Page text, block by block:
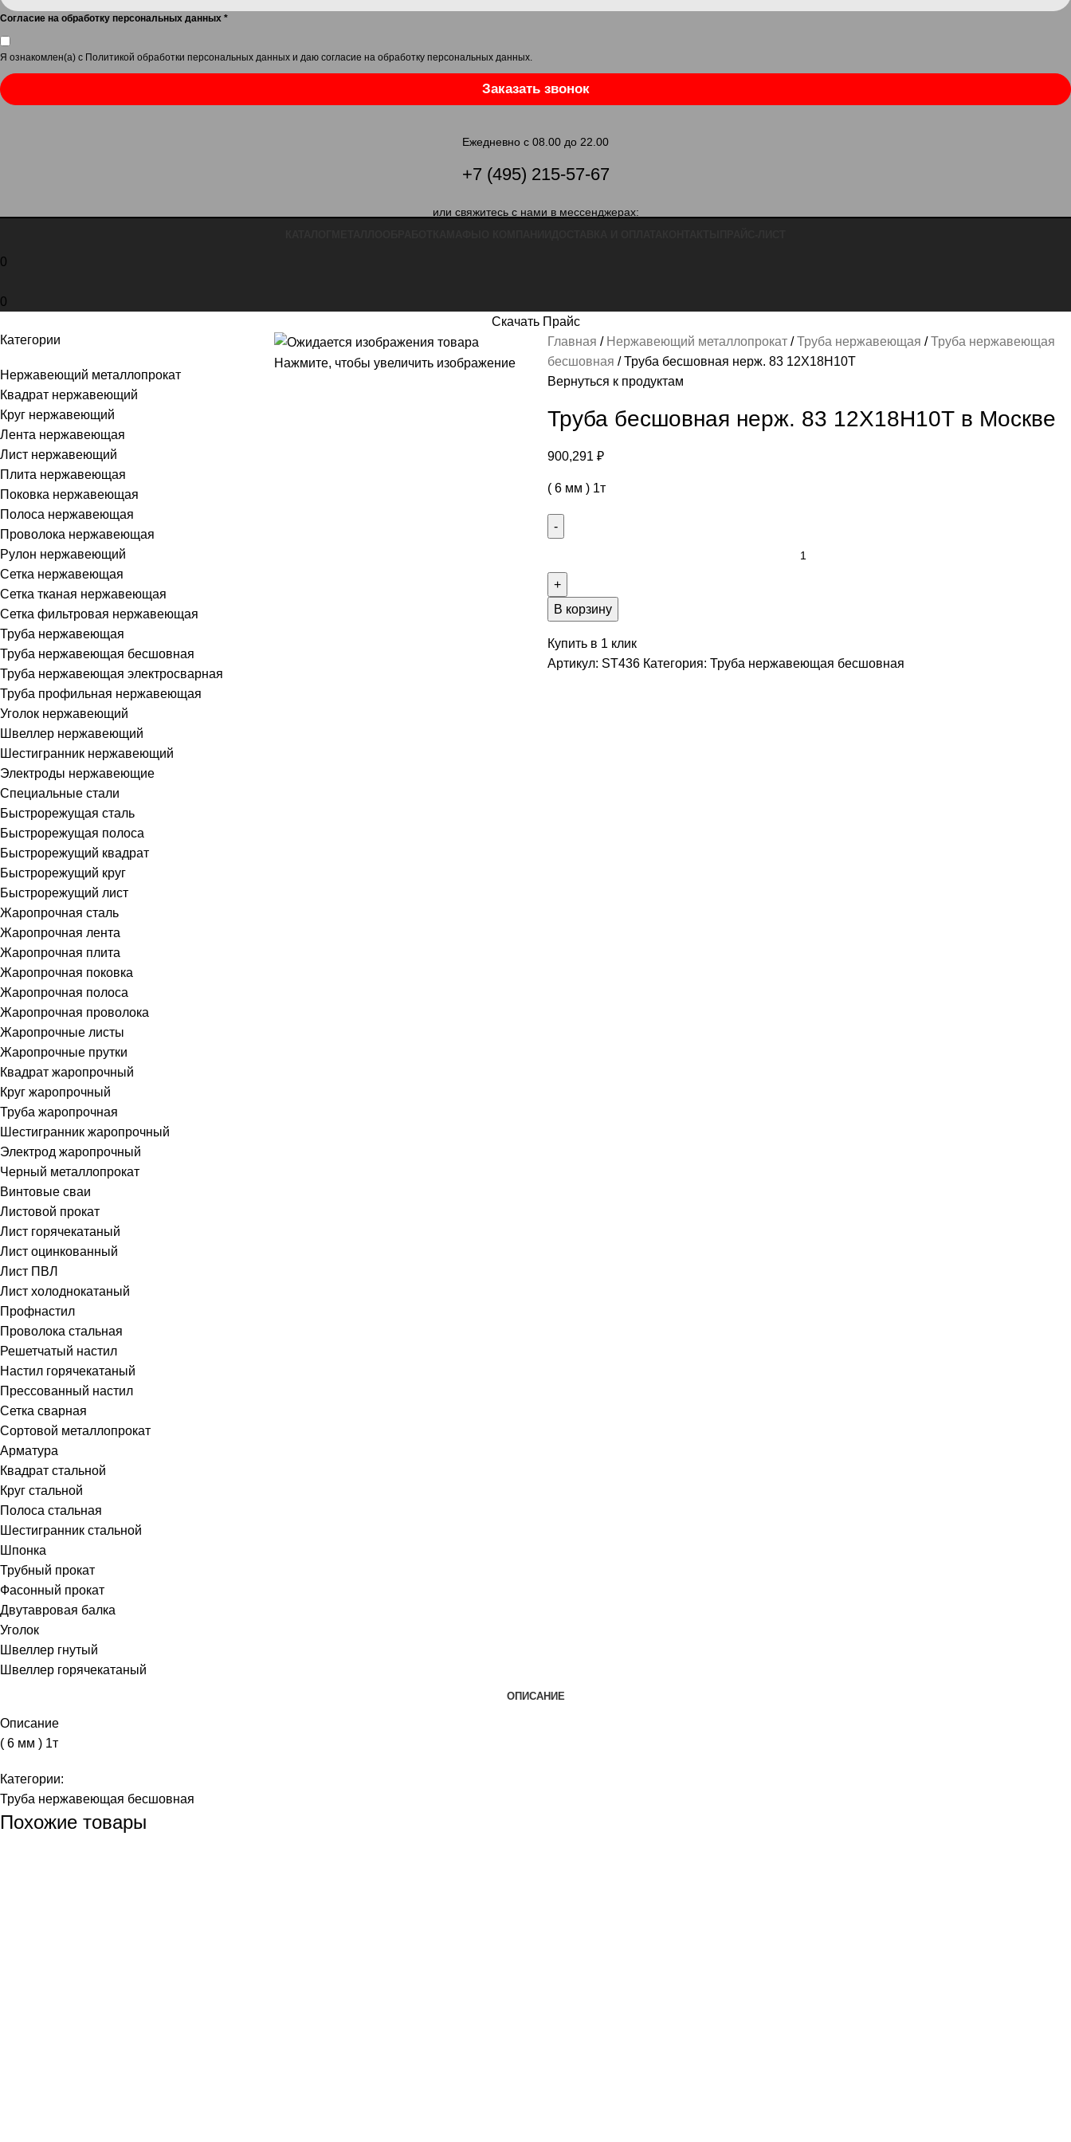
Согласие на обработку персональных данных *
Я ознакомлен(а) с Политикой обработки персональных данных и даю согласие на обработку персональных данных
Заказать звонок
Ежедневно с 08.00 до 22.00
+7 (495) 215-57-67
или свяжитесь с нами в мессенджерах:
0
0
Скачать Прайс
Категории
Нержавеющий металлопрокат
Квадрат нержавеющий
Круг нержавеющий
Лента нержавеющая
Лист нержавеющий
Плита нержавеющая
Поковка нержавеющая
Полоса нержавеющая
Проволока нержавеющая
Рулон нержавеющий
Сетка нержавеющая
Сетка тканая нержавеющая
Сетка фильтровая нержавеющая
Труба нержавеющая
Труба нержавеющая бесшовная
Труба нержавеющая электросварная
Труба профильная нержавеющая
Уголок нержавеющий
Швеллер нержавеющий
Шестигранник нержавеющий
Электроды нержавеющие
Специальные стали
Быстрорежущая сталь
Быстрорежущая полоса
Быстрорежущий квадрат
Быстрорежущий круг
Быстрорежущий лист
Жаропрочная сталь
Жаропрочная лента
Жаропрочная плита
Жаропрочная поковка
Жаропрочная полоса
Жаропрочная проволока
Жаропрочные листы
Жаропрочные прутки
Квадрат жаропрочный
Круг жаропрочный
Труба жаропрочная
Шестигранник жаропрочный
Электрод жаропрочный
Черный металлопрокат
Винтовые сваи
Листовой прокат
Лист горячекатаный
Лист оцинкованный
Лист ПВЛ
Лист холоднокатаный
Профнастил
Проволока стальная
Решетчатый настил
Настил горячекатаный
Прессованный настил
Сетка сварная
Сортовой металлопрокат
Арматура
Квадрат стальной
Круг стальной
Полоса стальная
Шестигранник стальной
Шпонка
Трубный прокат
Фасонный прокат
Двутавровая балка
Уголок
Швеллер гнутый
Швеллер горячекатаный
Нажмите, чтобы увеличить изображение
Главная Нержавеющий металлопрокат Труба нержавеющая
Труба нержавеющая
бесшовная
Труба бесшовная нерж. 83 12Х18Н10Т
Вернуться к продуктам
Труба бесшовная нерж. 83 12Х18Н10Т в Москве
900,291 ₽
( 6 мм ) 1т
В корзину
Купить в 1 клик
Артикул: ST436 Категория: Труба нержавеющая бесшовная
ОПИСАНИЕ
Описание
( 6 мм ) 1т
Категории:
Труба нержавеющая бесшовная
Похожие товары